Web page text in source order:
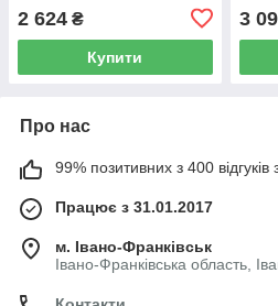
2 624 ₴
Купити
3
Про нас
99% позитивних з 400 відгуків
Працює з 31.01.2017
м. Івано-Франківськ
Івано-Франківська область,